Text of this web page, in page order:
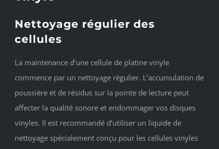
Nettoyage régulier des
cellules
La maintenance d’une cellule de platine vinyle
commence par un nettoyage régulier. L’accumulation de
poussière et de résidus sur la pointe de lecture peut
affecter la qualité sonore et endommager vos disques
vinyles. Il est recommandé d’utiliser un liquide de
nettoyage spécialement conçu pour les cellules vinyles